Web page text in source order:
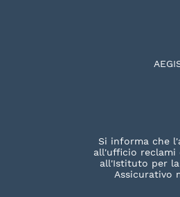
Si informa che
all'ufficio reclami
all'Istituto per la
Assicurativo